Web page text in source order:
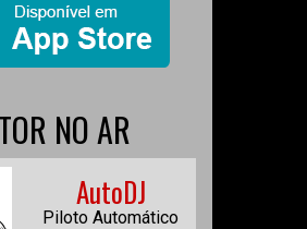
NO AR
AutoDJ
Piloto Automático